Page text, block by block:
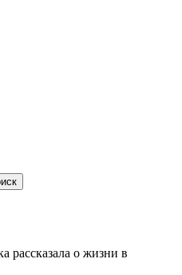
рассказала о жизни в